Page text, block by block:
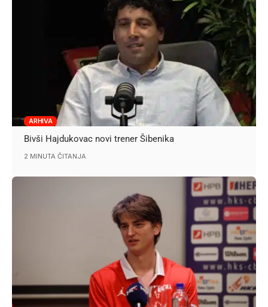
ARHIVA
Bivši Hajdukovac novi trener Šibenika
2 MINUTA ČITANJA